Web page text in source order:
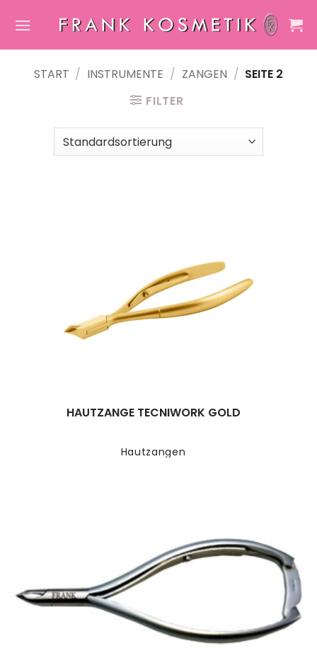
Inhalt
START / INSTRUMENTE / ZANGEN / SEITE 2
FILTER
Hautzangen
HAUTZANGE TECNIWORK GOLD